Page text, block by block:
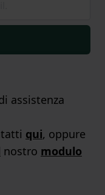
assistenza
qui, oppure
nostro modulo